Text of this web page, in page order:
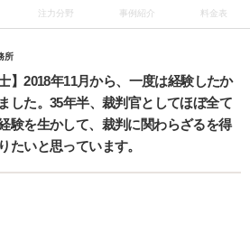
注力分野 事例紹介 料金表
所
】2018年11月から、一度は経験したか
した。35年半、裁判官としてほぼ全て
験を生かして、裁判に関わらざるを得
たいと思っています。